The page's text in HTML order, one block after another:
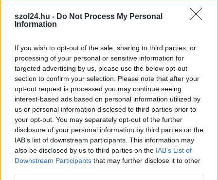
szol24.hu - Do Not Process My Personal
Information
If you wish to opt-out of the sale, sharing to third parties, or
processing of your personal or sensitive information for
targeted advertising by us, please use the below opt-out
section to confirm your selection. Please note that after your
opt-out request is processed you may continue seeing
interest-based ads based on personal information utilized by
us or personal information disclosed to third parties prior to
your opt-out. You may separately opt-out of the further
disclosure of your personal information by third parties on the
IAB’s list of downstream participants. This information may
also be disclosed by us to third parties on the IAB’s List of
Downstream Participants that may further disclose it to other
Csődbe ment a tószegi Accell Hunland, a hazai
kerékpárgyártás meghatározó szereplője
anyavállalat fizetési haladékot kért. Az európai
kerékpáripar...
JNSZ megyei hírek